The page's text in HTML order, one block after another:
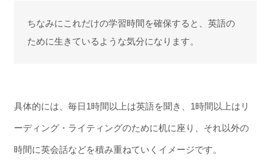
ちなみにこれだけの学習時間を確保すると、英語の
ために生きているような気分になります。
具体的には、毎日1時間以上は英語を聞き、1時間以上はリ
ーディング・ライティングのために机に座り、それ以外の
時間に英会話などを積み重ねていくイメージです。